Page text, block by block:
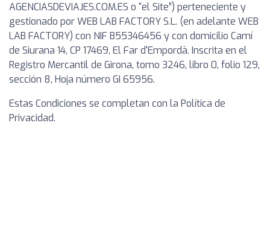
AGENCIASDEVIAJES.COM.ES o “el Site”) perteneciente y
gestionado por WEB LAB FACTORY S.L. (en adelante WEB
LAB FACTORY) con NIF B55346456 y con domicilio Camí
de Siurana 14, CP 17469, El Far d'Empordà. Inscrita en el
Registro Mercantil de Girona, tomo 3246, libro 0, folio 129,
sección 8, Hoja número GI 65956.
Estas Condiciones se completan con la Política de
Privacidad.